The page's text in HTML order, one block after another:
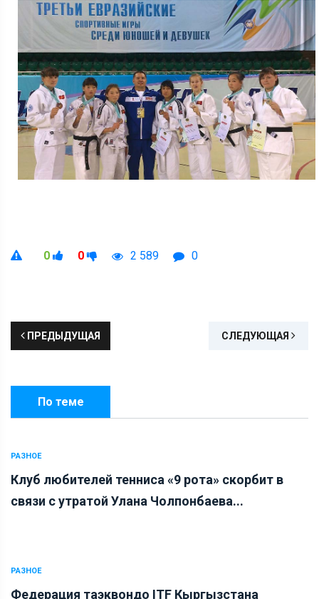
0 0 2 589 0
ПРЕДЫДУЩАЯ СЛЕДУЮЩАЯ
По теме
РАЗНОЕ
Клуб любителей тенниса «9 рота» скорбит в
связи с утратой Улана Чолпонбаева...
РАЗНОЕ
Федерация таэквондо ITF Кыргызстана